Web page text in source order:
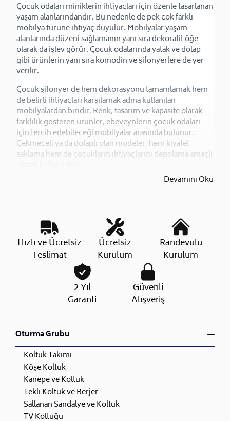
Çocuk odaları miniklerin ihtiyaçları için özenle tasarlanan
yaşam alanlarındandır. Bu nedenle de pek çok farklı
mobilya türüne ihtiyaç duyulur. Mobilyalar yaşam
alanlarında düzeni sağlamanın yanı sıra dekoratif öğe
olarak da işlev görür. Çocuk odalarında yatak ve dolap
gibi ürünlerin yanı sıra komodin ve şifonyerlere de yer
verilir.
Çocuk şifonyer de hem dekorasyonu tamamlamak hem
de belirli ihtiyaçları karşılamak adına kullanılan
mobilyalardan biridir. Renk, tasarım ve kapasite olarak
farklılık gösteren ürünler, ebeveynlerin çocuk odaları
için tercih edebileceği mobilyalar arasında bulunur.
Çekmeceli ya da dolaplı olan modeler, hem kıyafet
saklama hem de çocukların ihtiyaçlarını depolama amaçlı
Devamını Oku
Hızlı ve Ücretsiz
Teslimat
Ücretsiz
Kurulum
Randevulu
Kurulum
2 Yıl
Garanti
Güvenli
Alışveriş
Oturma Grubu
Koltuk Takımı
Köşe Koltuk
Kanepe ve Koltuk
Tekli Koltuk ve Berjer
Sallanan Sandalye ve Koltuk
TV Koltuğu